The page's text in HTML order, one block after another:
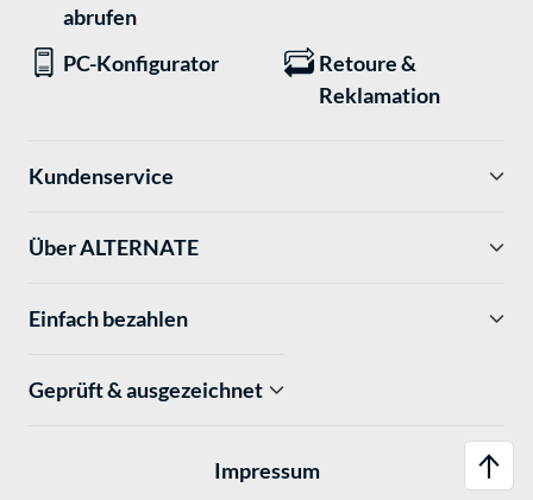
abrufen
PC-Konfigurator
Retoure &
Reklamation
Kundenservice
Über ALTERNATE
Einfach bezahlen
Geprüft & ausgezeichnet
Impressum